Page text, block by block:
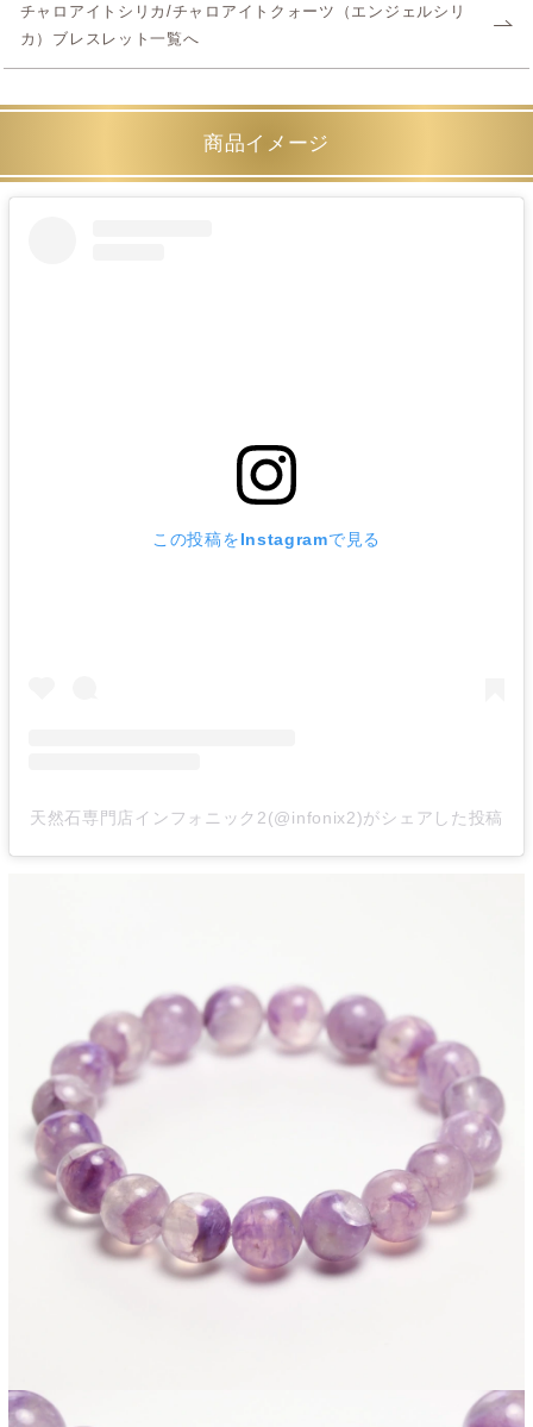
チャロアイトシリカ/チャロアイトクォーツ（エンジェルシリ
カ）ブレスレット一覧へ
商品イメージ
この投稿をInstagramで見る
天然石専門店インフォニック2(@infonix2)がシェアした投稿